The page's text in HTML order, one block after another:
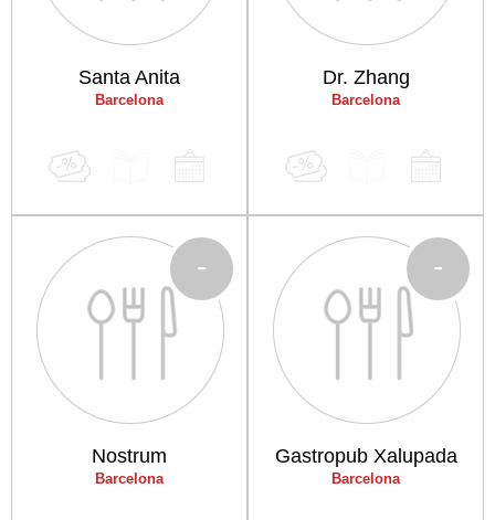
Santa Anita
Barcelona
Dr. Zhang
Barcelona
Nostrum
Barcelona
-
Gastropub Xalupada
Barcelona
-